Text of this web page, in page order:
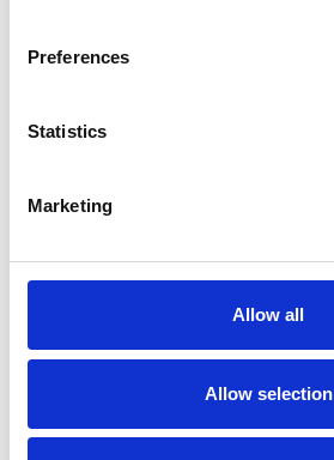
Preferences
Statistics
Marketing
Allow all
Allow selection
Repubblica Ceca